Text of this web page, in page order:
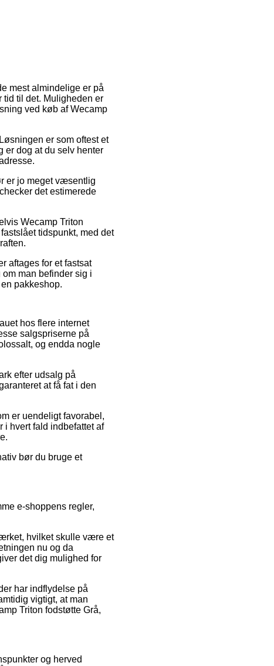
mest almindelige er på
tid til det. Muligheden er
ved køb af Wecamp
er som oftest et
er dog at du selv henter
er jo meget væsentlig
det estimerede
Wecamp Triton
tidspunkt, med det
aftages for et fastsat
man befinder sig i
pakkeshop.
hos flere internet
salgspriserne på
og endda nogle
efter udsalg på
at få fat i den
er uendeligt favorabel,
i hvert fald indbefattet af
bør du bruge et
e-shoppens regler,
hvilket skulle være et
nu og da
det dig mulighed for
har indflydelse på
vigtigt, at man
Triton fodstøtte Grå,
og herved